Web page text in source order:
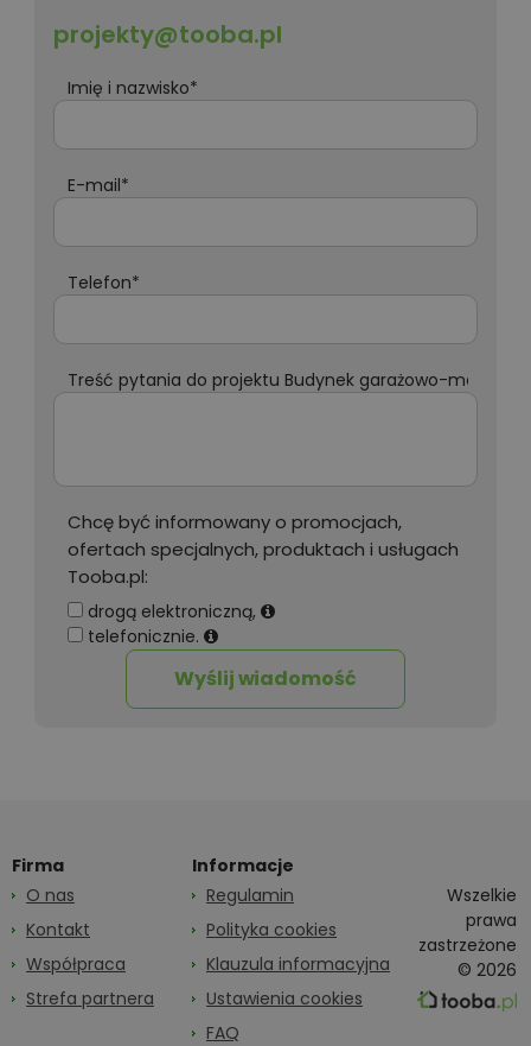
projekty@tooba.pl
Imię i nazwisko*
E-mail*
Telefon*
Treść pytania do projektu Budynek garażowo-
Chcę być informowany o promocjach,
ofertach specjalnych, produktach i usługach
Tooba.pl:
drogą elektroniczną,
telefonicznie.
Wyślij wiadomość
Firma
O nas
Kontakt
Współpraca
Strefa partnera
Informacje
Regulamin
Polityka cookies
Klauzula informacyjna
Ustawienia cookies
FAQ
Wszelkie
prawa
zastrzeżone
© 2026